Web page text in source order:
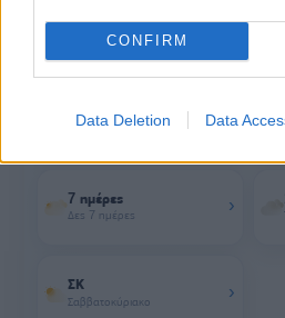
CONFIRM
Data Deletion Data
Περισσότερα για τον
Ανά ώρα αύριο
Ωριαία πρόγνωση αύριο
›
7 ημέρες
Δες 7 ημέρες
›
ΣΚ
Σαββατοκύριακο
›